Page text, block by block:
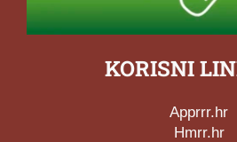
KORISNI
Apprrr.hr
Hmrr.hr